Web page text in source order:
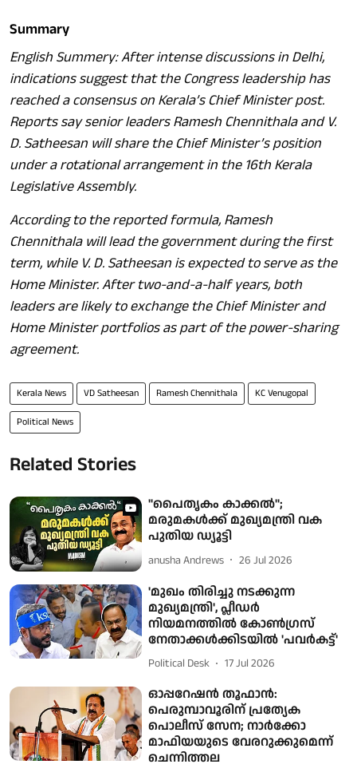
Summary
English Summery: After intense discussions in Delhi,
indications suggest that the Congress leadership has
reached a consensus on Kerala’s Chief Minister post.
Reports say senior leaders Ramesh Chennithala and V.
D. Satheesan will share the Chief Minister’s position
under a rotational arrangement in the 16th Kerala
Legislative Assembly.
According to the reported formula, Ramesh
Chennithala will lead the government during the first
term, while V. D. Satheesan is expected to serve as the
Home Minister. After two-and-a-half years, both
leaders are likely to exchange the Chief Minister and
Home Minister portfolios as part of the power-sharing
agreement.
Kerala News VD Satheesan Ramesh Chennithala KC Venugopal
Political News
Related Stories
"പൈതൃകം കാക്കൽ";
മരുമകൾക്ക് മുഖ്യമന്ത്രി വക
പുതിയ ഡ്യൂട്ടി
anusha Andrews 26 Jul 2026
'മുഖം തിരിച്ചു നടക്കുന്ന
മുഖ്യമന്ത്രി', പ്ലീഡര്‍
നിയമനത്തില്‍ കോണ്‍ഗ്രസ്
നേതാക്കൾക്കിടയില്‍ 'പവര്‍കട്ട്'
Political Desk 17 Jul 2026
ഓപ്പറേഷന്‍ തൂഫാന്‍:
പെരുമ്പാവൂരിന് പ്രത്യേക
പൊലീസ് സേന; നാർക്കോ
മാഫിയയുടെ വേരറുക്കുമെന്ന്
ചെന്നിത്തല